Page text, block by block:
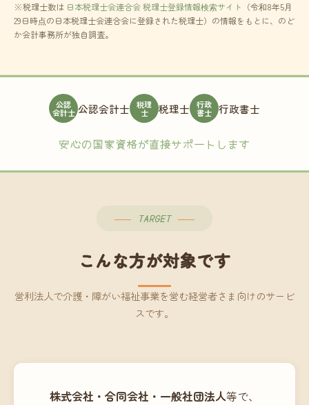
※税理士数は 日本税理士会連合会 税理士登録情報検索サイト （令和8年5月
29日時点の日本税理士会連合会に登録された税理士）の情報をもとに、のど
か会計事務所が独自調査。
公認
会計士 公認会計士 税理
士 税理士 行政
書士 行政書士
安心の国家資格が直接サポートします
TARGET
こんな方が対象です
営利法人で介護・障がい福祉事業を営む経営者さま向けのサービ
スです。
株式会社・合同会社・一般社団法人等で、